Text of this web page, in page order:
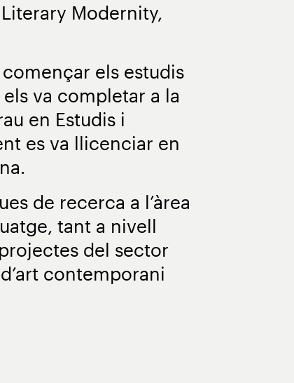
Modernity,
els estudis
va completar a la
en Estudis i
es va llicenciar en
de recerca a l’àrea
tant a nivell
del sector
contemporani